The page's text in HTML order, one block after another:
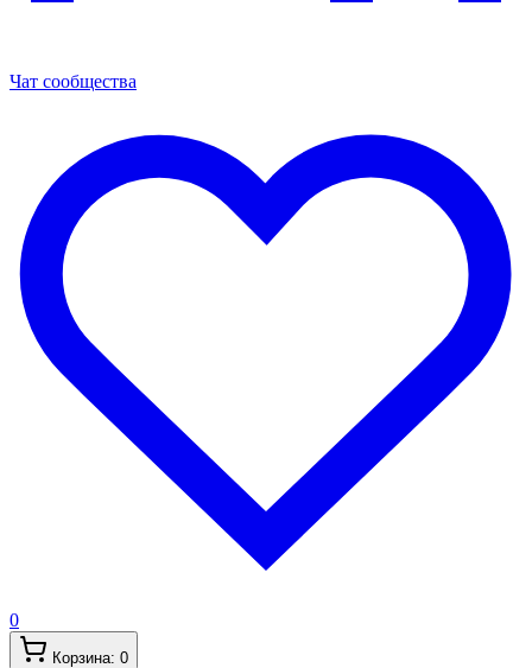
Чат сообщества
0
Корзина: 0